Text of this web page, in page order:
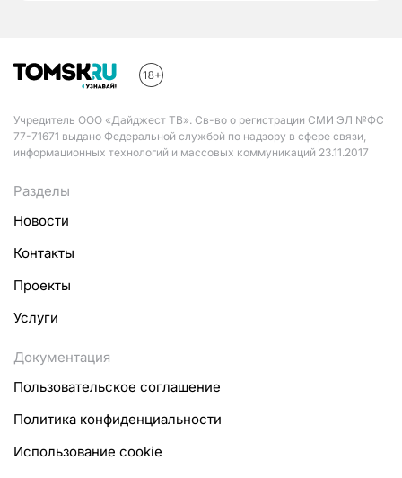
Учредитель ООО «Дайджест ТВ». Св-во о регистрации СМИ ЭЛ №ФС
77-71671 выдано Федеральной службой по надзору в сфере связи,
информационных технологий и массовых коммуникаций 23.11.2017
Разделы
Новости
Контакты
Проекты
Услуги
Документация
Пользовательское соглашение
Политика конфиденциальности
Использование cookie